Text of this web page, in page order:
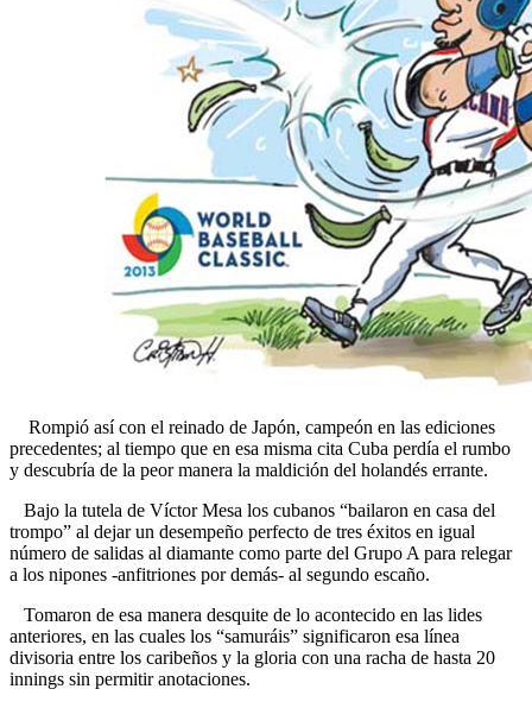
Rompió así con el reinado de Japón, campeón en las ediciones
precedentes; al tiempo que en esa misma cita Cuba perdía el rumbo
y descubría de la peor manera la maldición del holandés errante.
Bajo la tutela de Víctor Mesa los cubanos “bailaron en casa del
trompo” al dejar un desempeño perfecto de tres éxitos en igual
número de salidas al diamante como parte del Grupo A para relegar
a los nipones -anfitriones por demás- al segundo escaño.
Tomaron de esa manera desquite de lo acontecido en las lides
anteriores, en las cuales los “samuráis” significaron esa línea
divisoria entre los caribeños y la gloria con una racha de hasta 20
innings sin permitir anotaciones.